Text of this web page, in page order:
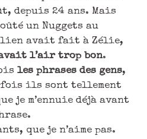
depuis 24 ans. Mais
un Nuggets au
avait fait à Zélie,
l’air trop bon.
les phrases des gens,
ils sont tellement
je m’ennuie déjà avant
que je n’aime pas.